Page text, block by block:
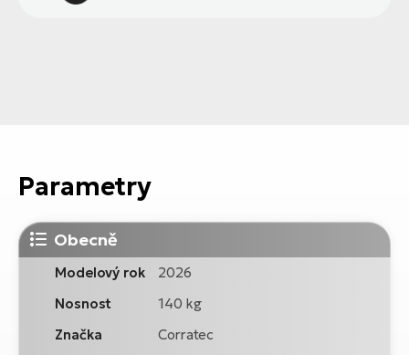
Parametry
Obecně
Modelový rok
2026
Nosnost
140 kg
Značka
Corratec